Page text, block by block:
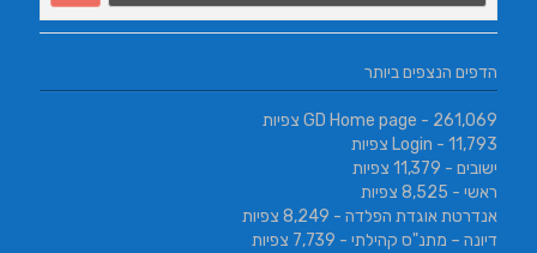
הדפים הנצפים ביותר
GD Home page - 261,069 צפיות
Login - 11,793 צפיות
ישובים - 11,379 צפיות
ראשי - 8,525 צפיות
אנדרטת אוגדת הפלדה - 8,249 צפיות
דיונה – מתנ"ס קהילתי - 7,739 צפיות